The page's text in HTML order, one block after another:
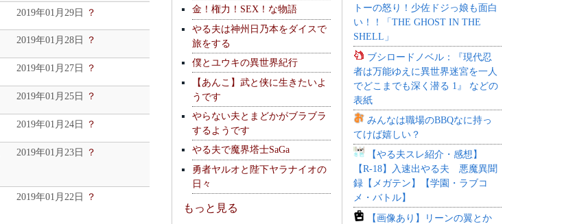
2019年01月29日 ？
2019年01月28日 ？
2019年01月27日 ？
2019年01月25日 ？
2019年01月24日 ？
2019年01月23日 ？
2019年01月22日 ？
金！権力！SEX！な物語
やる夫は神州日乃本をダイスで
旅をする
僕とユウキの異世界紀行
【あんこ】武と侠に生きたいよ
うです
やらない夫とまどかがブラブラ
するようです
やる夫で魔界塔士SaGa
勇者ヤルオと陛下ヤラナイオの
日々
もっと見る
トーの怒り！少佐ドジっ娘も面白
い！！「THE GHOST IN THE
SHELL」
ブシロードノベル：『現代忍
者は万能ゆえに異世界迷宮を一人
でどこまでも深く潜る 1』 などの
表紙
みんなは職場のBBQなに持っ
てけば嬉しい？
【やる夫スレ紹介・感想】
【R-18】入速出やる夫 悪魔異聞
録【メガテン】【学園・ラブコ
メ・バトル】
【画像あり】リーンの翼とか